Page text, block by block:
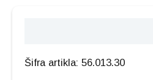
Šifra artikla: 56.013.30